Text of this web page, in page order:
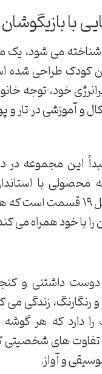
با
شناخته می شود، یک
خود، توجه
و آموزشی در تار
این مجموعه
با
انیمیشن کودک است. فصل اول
با خود همراه می
داشتنی و
زندگی
را دارد که هر
های شخصیتی
و آواز.